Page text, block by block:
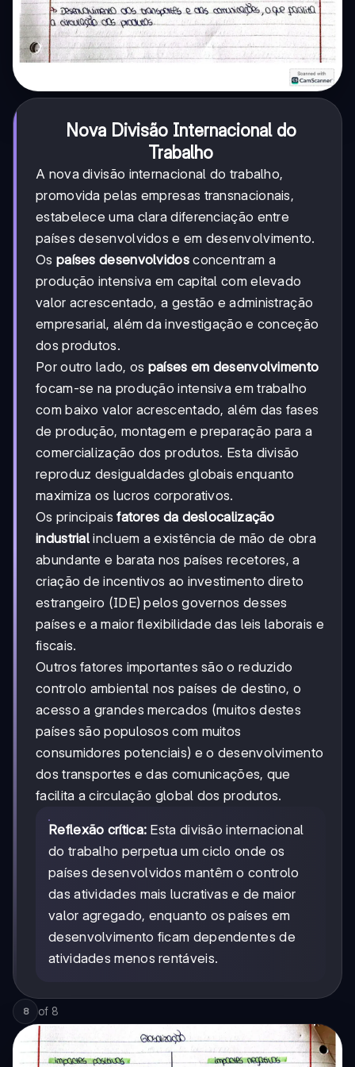
Nova Divisão Internacional do
Trabalho
A nova divisão internacional do trabalho,
promovida pelas empresas transnacionais,
estabelece uma clara diferenciação entre
países desenvolvidos e em desenvolvimento.
Os países desenvolvidosconcentram a
produção intensiva em capital com elevado
valor acrescentado, a gestão e administração
empresarial, além da investigação e conceção
dos produtos.
Por outro lado, os países em desenvolvimento
focam-se na produção intensiva em trabalho
com baixo valor acrescentado, além das fases
de produção, montagem e preparação para a
comercialização dos produtos. Esta divisão
reproduz desigualdades globais enquanto
maximiza os lucros corporativos.
Os principaisfatores da deslocalização
industrial incluem a existência de mão de obra
abundante e barata nos países recetores, a
criação de incentivos ao investimento direto
estrangeiro (IDE) pelos governos desses
países e a maior flexibilidade das leis laborais e
fiscais.
Outros fatores importantes são o reduzido
controlo ambiental nos países de destino, o
acesso a grandes mercados (muitos destes
países são populosos com muitos
consumidores potenciais) e o desenvolvimento
dos transportes e das comunicações, que
facilita a circulação global dos produtos.
Reflexão crítica: Esta divisão internacional
do trabalho perpetua um ciclo onde os
países desenvolvidos mantêm o controlo
das atividades mais lucrativas e de maior
valor agregado, enquanto os países em
desenvolvimento ficam dependentes de
atividades menos rentáveis.
8 of 8